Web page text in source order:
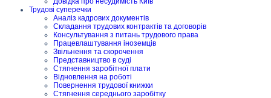
Трудові суперечки
Аналіз кадрових документів
Складання трудових контрактів та договорів
Консультування з питань трудового права
Працевлаштування іноземців
Звільнення та скорочення
Представництво в суді
Стягнення заробітної плати
Відновлення на роботі
Повернення трудової книжки
Стягнення середнього заробітку